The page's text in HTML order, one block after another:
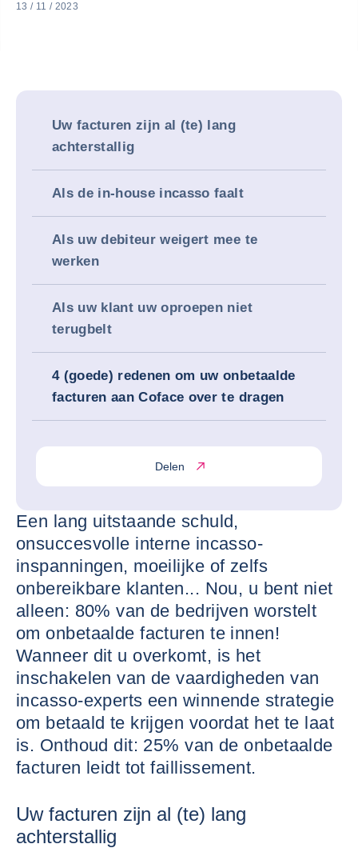
13 / 11 / 2023
Uw facturen zijn al (te) lang
achterstallig
Als de in-house incasso faalt
Als uw debiteur weigert mee te
werken
Als uw klant uw oproepen niet
terugbelt
4 (goede) redenen om uw onbetaalde
facturen aan Coface over te dragen
Delen
Een lang uitstaande schuld,
onsuccesvolle interne incasso-
inspanningen, moeilijke of zelfs
onbereikbare klanten... Nou, u bent niet
alleen: 80% van de bedrijven worstelt
om onbetaalde facturen te innen!
Wanneer dit u overkomt, is het
inschakelen van de vaardigheden van
incasso-experts een winnende strategie
om betaald te krijgen voordat het te laat
is. Onthoud dit: 25% van de onbetaalde
facturen leidt tot faillissement.
Uw facturen zijn al (te) lang
achterstallig